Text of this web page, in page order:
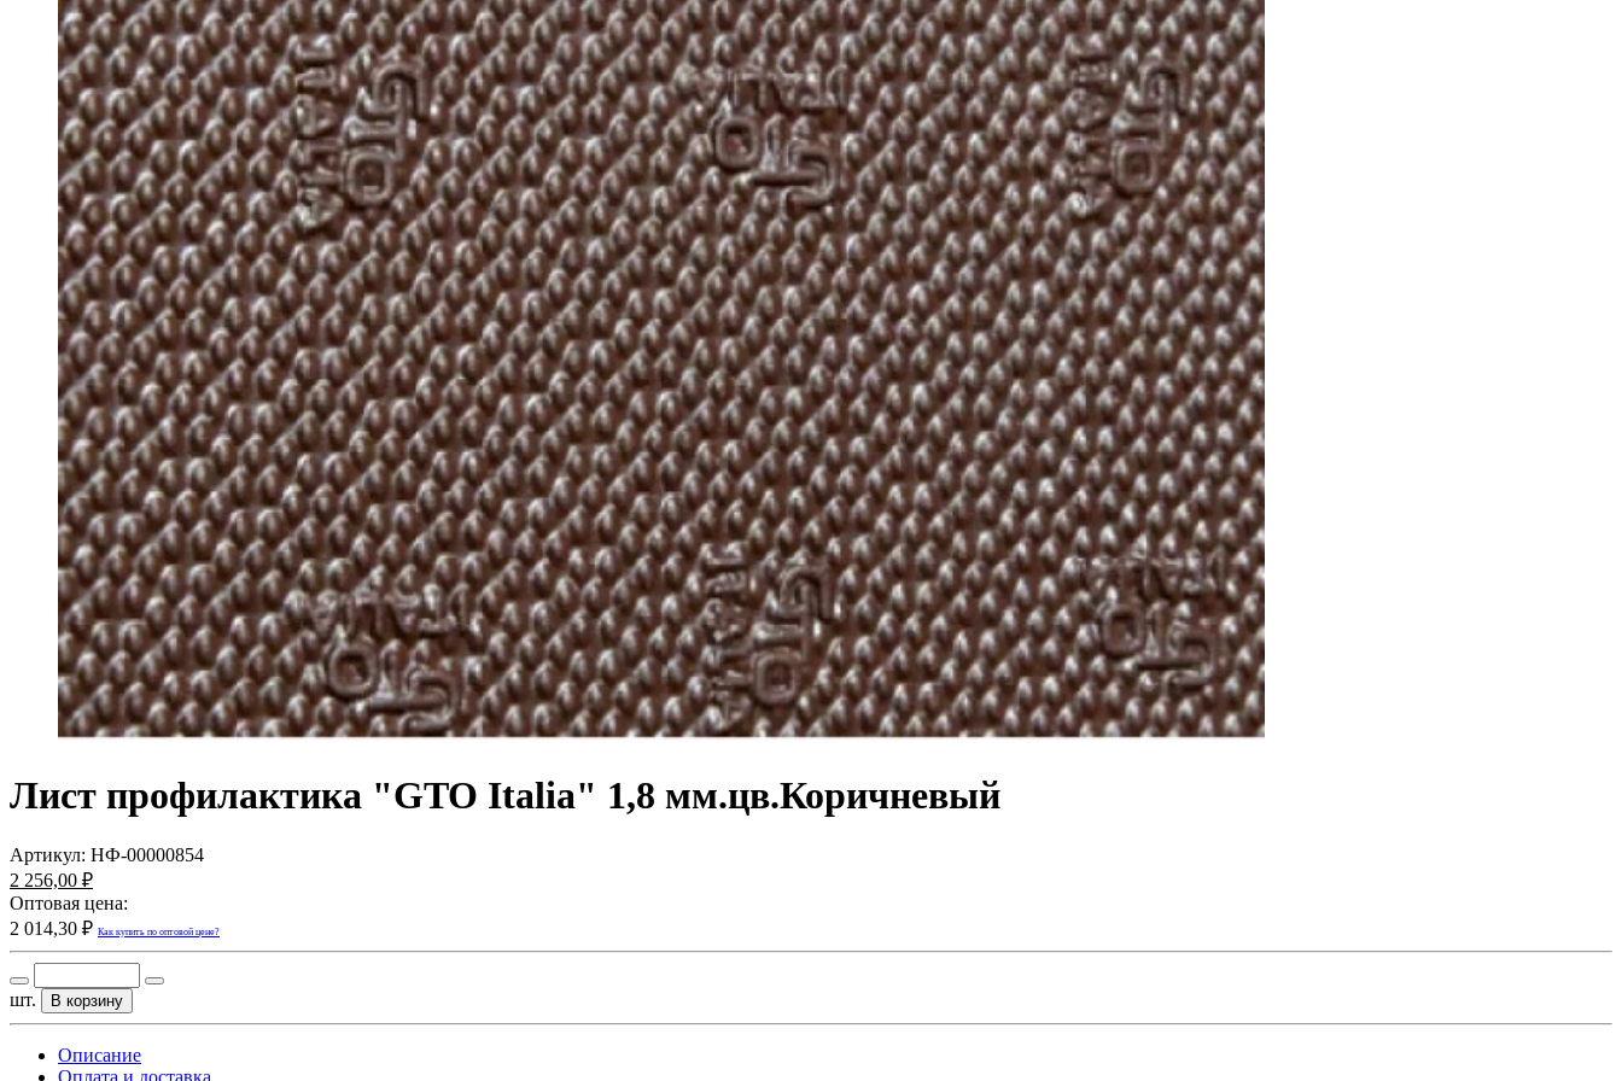
Лист профилактика "GTO Italia" 1,8 мм.цв.Коричневый
Артикул: НФ-00000854
2 256,00 ₽
Оптовая цена:
2 014,30 ₽ Как купить по оптовой цене?
шт. В корзину
Описание
Оплата и доставка